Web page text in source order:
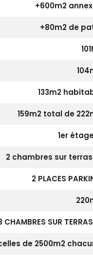
+600m2
+80m2 de
133m2
159m2 total de
1er
2 chambres sur
2 PLACES
CHAMBRES SUR
de 2500m2